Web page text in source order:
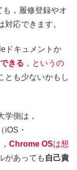
も，履修登録やオ
応できます。
ドキュメントか
きる ，というの
とも少ないかもし
学側は，
iOS・
Chrome OSは想
があっても 自己責